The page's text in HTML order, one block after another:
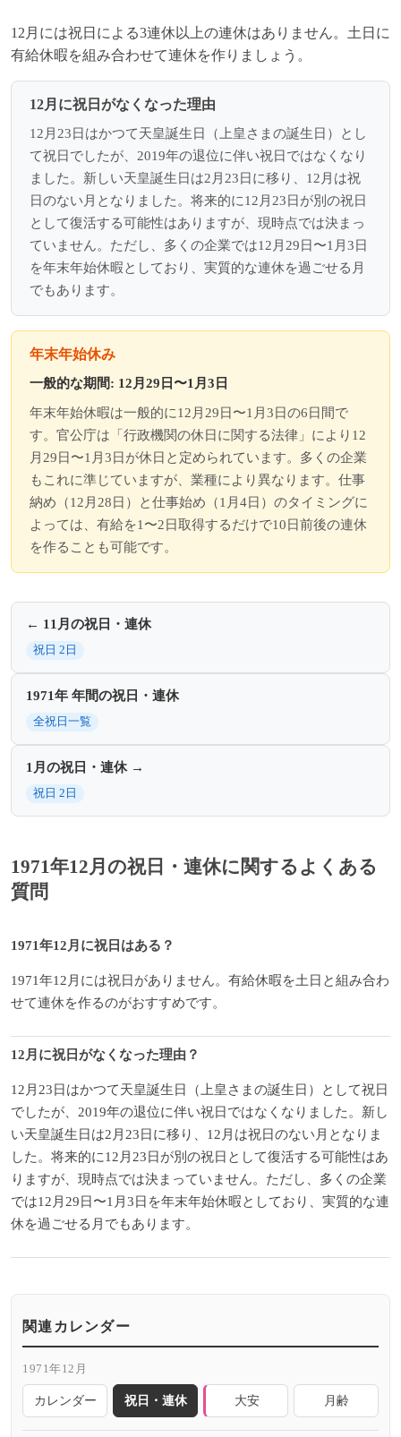
12月には祝日による3連休以上の連休はありません。土日に
有給休暇を組み合わせて連休を作りましょう。
12月に祝日がなくなった理由
12月23日はかつて天皇誕生日（上皇さまの誕生日）とし
て祝日でしたが、2019年の退位に伴い祝日ではなくなり
ました。新しい天皇誕生日は2月23日に移り、12月は祝
日のない月となりました。将来的に12月23日が別の祝日
として復活する可能性はありますが、現時点では決まっ
ていません。ただし、多くの企業では12月29日〜1月3日
を年末年始休暇としており、実質的な連休を過ごせる月
でもあります。
年末年始休み
一般的な期間: 12月29日〜1月3日
年末年始休暇は一般的に12月29日〜1月3日の6日間で
す。官公庁は「行政機関の休日に関する法律」により12
月29日〜1月3日が休日と定められています。多くの企業
もこれに準じていますが、業種により異なります。仕事
納め（12月28日）と仕事始め（1月4日）のタイミングに
よっては、有給を1〜2日取得するだけで10日前後の連休
を作ることも可能です。
← 11月の祝日・連休
祝日 2日
1971年 年間の祝日・連休
全祝日一覧
1月の祝日・連休 →
祝日 2日
1971年12月の祝日・連休に関するよくある
質問
1971年12月に祝日はある？
1971年12月には祝日がありません。有給休暇を土日と組み合わ
せて連休を作るのがおすすめです。
12月に祝日がなくなった理由？
12月23日はかつて天皇誕生日（上皇さまの誕生日）として祝日
でしたが、2019年の退位に伴い祝日ではなくなりました。新し
い天皇誕生日は2月23日に移り、12月は祝日のない月となりま
した。将来的に12月23日が別の祝日として復活する可能性はあ
りますが、現時点では決まっていません。ただし、多くの企業
では12月29日〜1月3日を年末年始休暇としており、実質的な連
休を過ごせる月でもあります。
関連カレンダー
1971年12月
カレンダー 祝日・連休 大安 月齢